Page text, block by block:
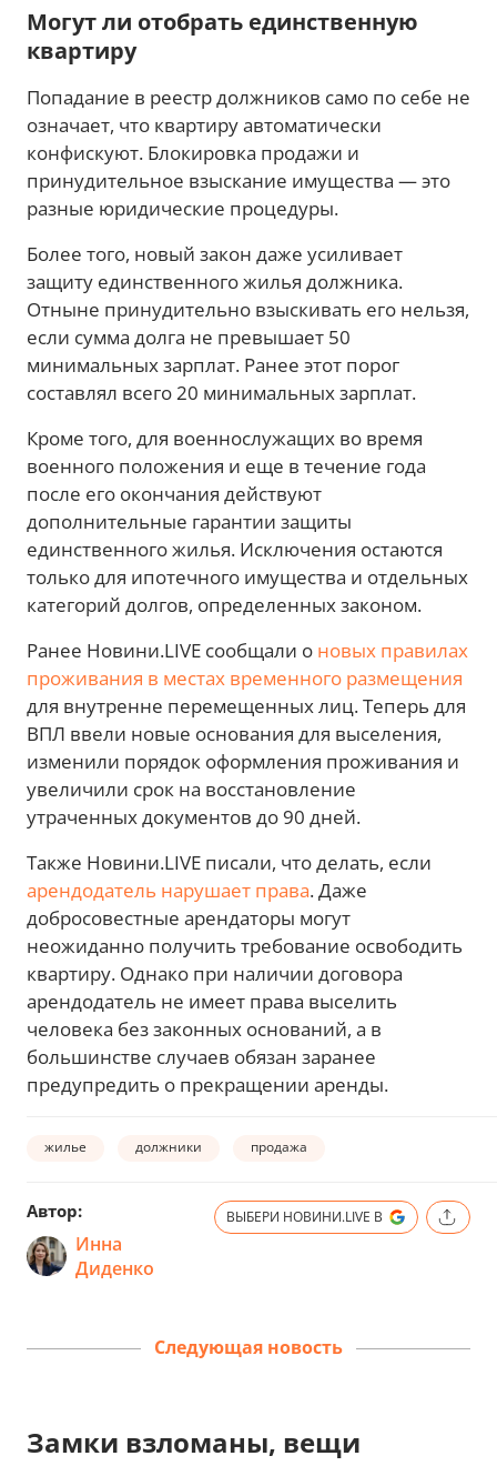
Могут ли отобрать единственную
квартиру
Попадание в реестр должников само по себе не
означает, что квартиру автоматически
конфискуют. Блокировка продажи и
принудительное взыскание имущества — это
разные юридические процедуры.
Более того, новый закон даже усиливает
защиту единственного жилья должника.
Отныне принудительно взыскивать его нельзя,
если сумма долга не превышает 50
минимальных зарплат. Ранее этот порог
составлял всего 20 минимальных зарплат.
Кроме того, для военнослужащих во время
военного положения и еще в течение года
после его окончания действуют
дополнительные гарантии защиты
единственного жилья. Исключения остаются
только для ипотечного имущества и отдельных
категорий долгов, определенных законом.
Ранее Новини.LIVE сообщали о новых правилах
проживания в местах временного размещения
для внутренне перемещенных лиц. Теперь для
ВПЛ ввели новые основания для выселения,
изменили порядок оформления проживания и
увеличили срок на восстановление
утраченных документов до 90 дней.
Также Новини.LIVE писали, что делать, если
арендодатель нарушает права. Даже
добросовестные арендаторы могут
неожиданно получить требование освободить
квартиру. Однако при наличии договора
арендодатель не имеет права выселить
человека без законных оснований, а в
большинстве случаев обязан заранее
предупредить о прекращении аренды.
жилье должники продажа
Автор:
Инна
Диденко
ВЫБЕРИ НОВИНИ.LIVE В
Следующая новость
Замки взломаны, вещи